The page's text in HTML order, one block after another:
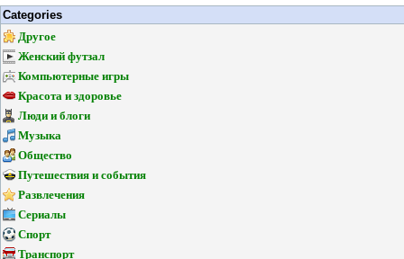
Categories
Другое
Женский футзал
Компьютерные игры
Красота и здоровье
Люди и блоги
Музыка
Общество
Путешествия и события
Развлечения
Сериалы
Спорт
Транспорт